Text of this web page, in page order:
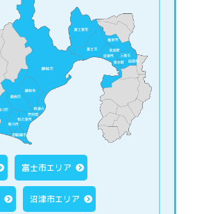
富士市エリア
沼津市エリア